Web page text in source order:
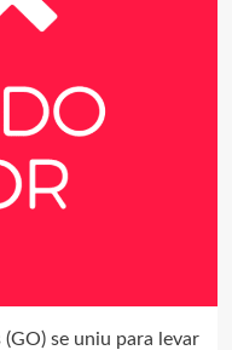
se uniu para levar